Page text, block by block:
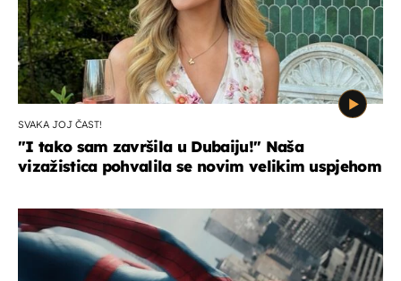
SVAKA JOJ ČAST!
"I tako sam završila u Dubaiju!" Naša
vizažistica pohvalila se novim velikim uspjehom